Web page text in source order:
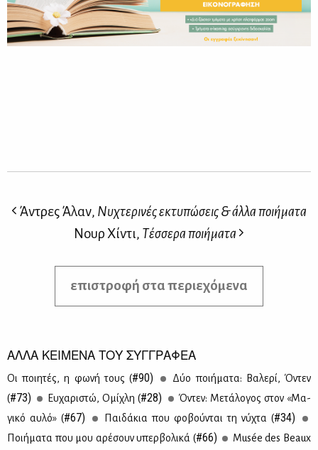
Άντρες Άλαν, Νυχτερινές εκτυπώσεις & άλλα ποιήματα
Νουρ Χίντι, Τέσσερα ποιήματα
επιστροφή στα περιεχόμενα
ΑΛΛΑ ΚΕΙΜΕΝΑ ΤΟΥ ΣΥΓΓΡΑΦΕΑ
Οι ποι­η­τές, η φω­νή τους (#90)
Δύο ποι­ή­μα­τα: Βα­λε­ρί, Όντεν
(#73) Ευ­χα­ρι­στώ, Oμί­χλη (#28)
Όντεν: Με­τά­λο­γος στον «Μα­
γι­κό αυ­λό» (#67) Παι­δά­κια που φο­βού­νται τη νύ­χτα (#34)
Ποι­ή­μα­τα που μου αρέ­σουν υπερ­βο­λι­κά (#66)
Musée des Beaux